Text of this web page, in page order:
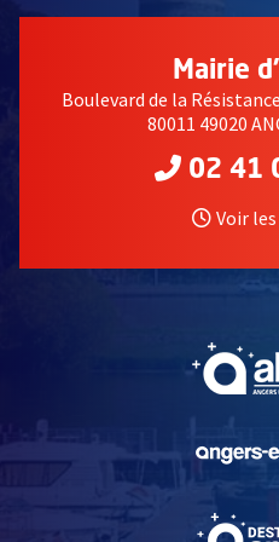
Mairie
Boulevard de la
80011 49020
02 41
Voir